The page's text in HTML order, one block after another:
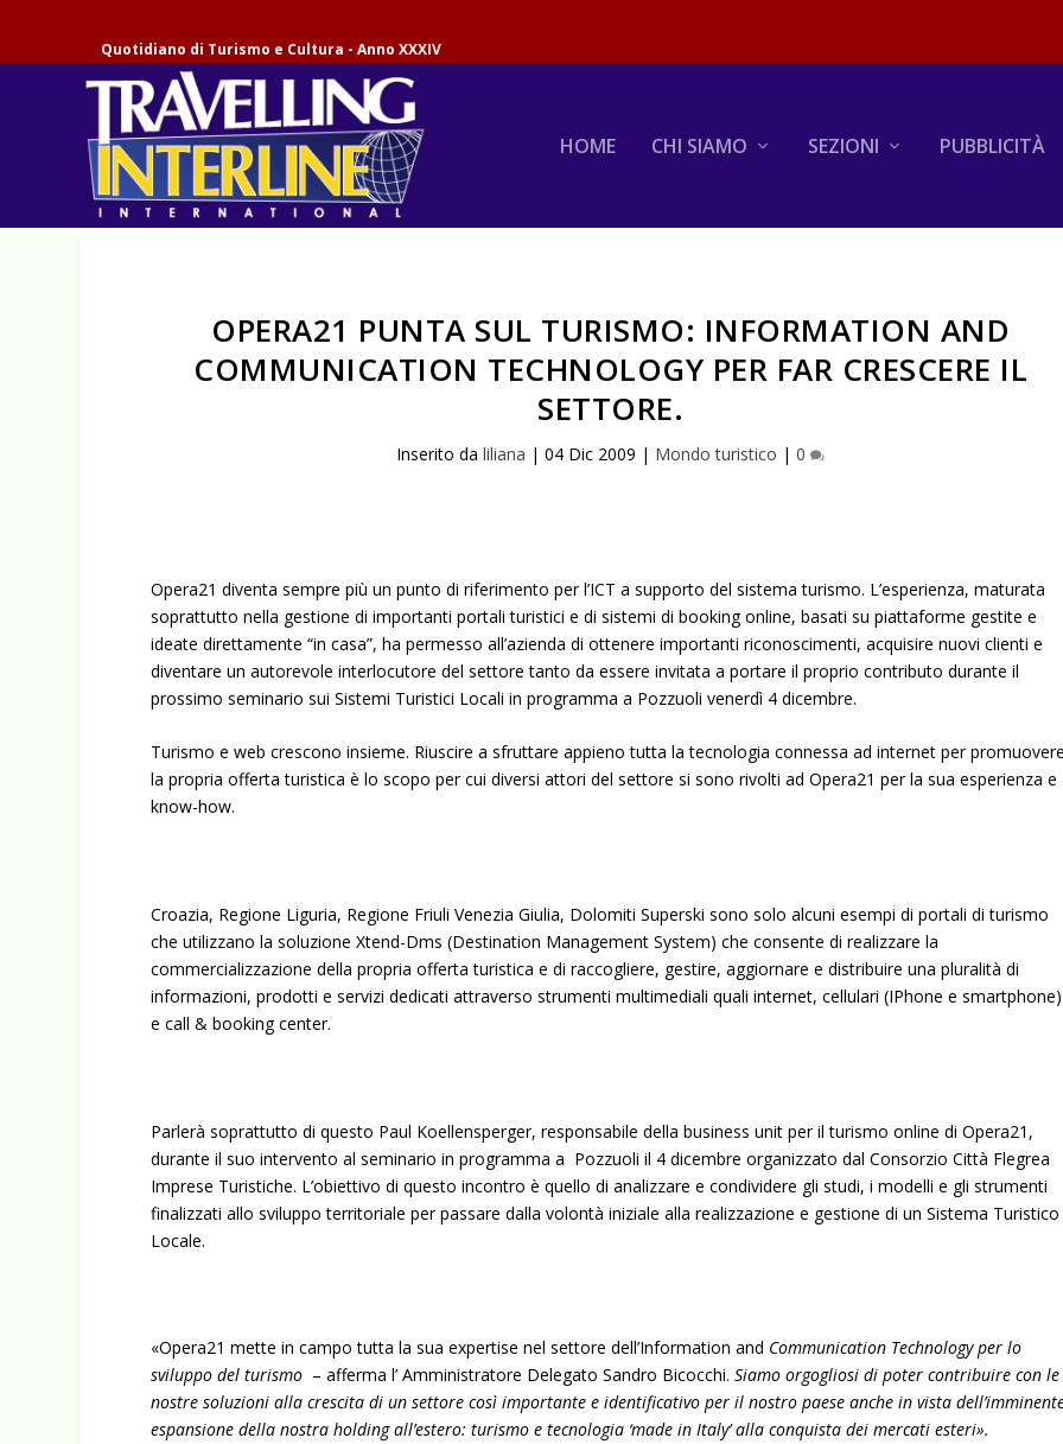
Quotidiano di Turismo e Cultura - Anno XXXIV
HOME CHI SIAMO SEZIONI PUBBLICITÀ
OPERA21 PUNTA SUL TURISMO: INFORMATION AND
COMMUNICATION TECHNOLOGY PER FAR CRESCERE IL
SETTORE.
Inserito daliliana |04 Dic 2009 | Mondo turistico |0
Opera21 diventa sempre più un punto di riferimento per l’ICT a supporto del sistema turismo. L’esperienza, maturata
soprattutto nella gestione di importanti portali turistici e di sistemi di booking online, basati su piattaforme gestite e
ideate direttamente “in casa”, ha permesso all’azienda di ottenere importanti riconoscimenti, acquisire nuovi clienti e
diventare un autorevole interlocutore del settore tanto da essere invitata a portare il proprio contributo durante il
prossimo seminario sui Sistemi Turistici Locali in programma a Pozzuoli venerdì 4 dicembre.
Turismo e web crescono insieme. Riuscire a sfruttare appieno tutta la tecnologia connessa ad internet per
la propria offerta turistica è lo scopo per cui diversi attori del settore si sono rivolti ad Opera21 per la sua esperienza e
know-how.
Croazia, Regione Liguria, Regione Friuli Venezia Giulia, Dolomiti Superski sono solo alcuni esempi di portali di turismo
che utilizzano la soluzione Xtend-Dms (Destination Management System) che consente di realizzare la
commercializzazione della propria offerta turistica e di raccogliere, gestire, aggiornare e distribuire una pluralità di
informazioni, prodotti e servizi dedicati attraverso strumenti multimediali quali internet, cellulari (IPhone e smartphone)
e call & booking center.
Parlerà soprattutto di questo Paul Koellensperger, responsabile della business unit per il turismo online di Opera21,
durante il suo intervento al seminario in programma a Pozzuoli il 4 dicembre organizzato dal Consorzio Città Flegrea
Imprese Turistiche. L’obiettivo di questo incontro è quello di analizzare e condividere gli studi, i modelli e gli strumenti
finalizzati allo sviluppo territoriale per passare dalla volontà iniziale alla realizzazione e gestione di un Sistema Turistico
Locale.
«Opera21 mette in campo tutta la sua expertise nel settore dell’Information and Communication Technology per lo
sviluppo del turismo – afferma l’ Amministratore Delegato Sandro Bicocchi.Siamo orgogliosi di poter contribuire con le
nostre soluzioni alla crescita di un settore così importante e identificativo per il nostro paese anche in vista
espansione della nostra holding all’estero: turismo e tecnologia ‘made in Italy’ alla conquista dei mercati esteri».